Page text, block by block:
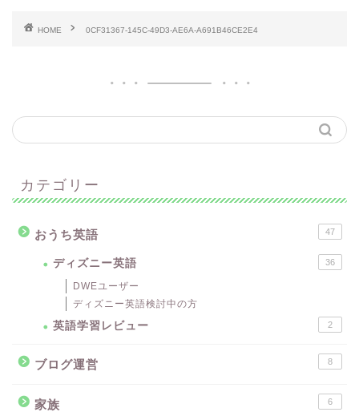
HOME 0CF31367-145C-49D3-AE6A-A691B46CE2E4
カテゴリー
おうち英語 47
ディズニー英語 36
DWEユーザー
ディズニー英語検討中の方
英語学習レビュー 2
ブログ運営 8
家族 6